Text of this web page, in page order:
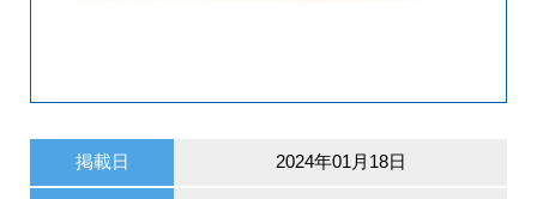
掲載日 2024年01月18日